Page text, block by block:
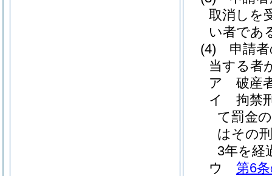
取消しを
い者であ
(4)
申請
当する者
ア
破産
イ
拘禁
て罰金
はその
3年を経
ウ
第6